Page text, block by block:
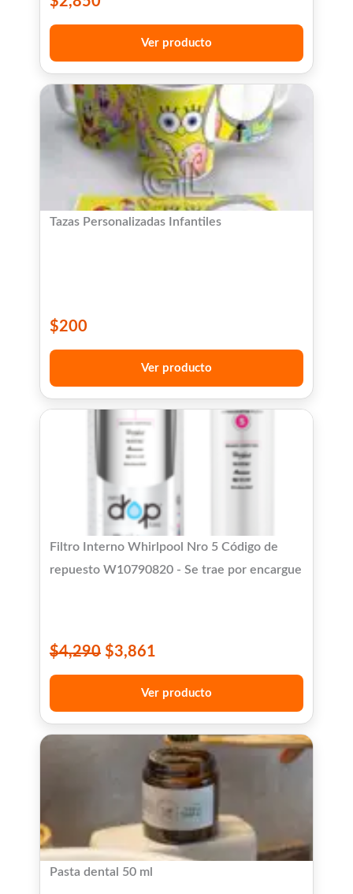
Ver producto
Tazas Personalizadas Infantiles
$200
Ver producto
Filtro Interno Whirlpool Nro 5 Código de
repuesto W10790820 - Se trae por encargue
$4,290 $3,861
Ver producto
Pasta dental 50 ml